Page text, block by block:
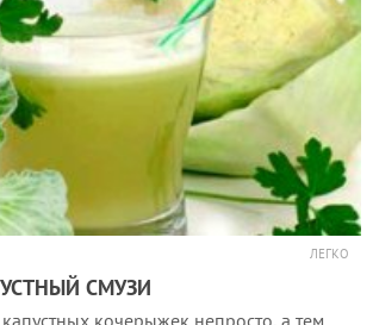
ЛЕГКО
СМУЗИ
капустных кочерыжек непросто, а тем